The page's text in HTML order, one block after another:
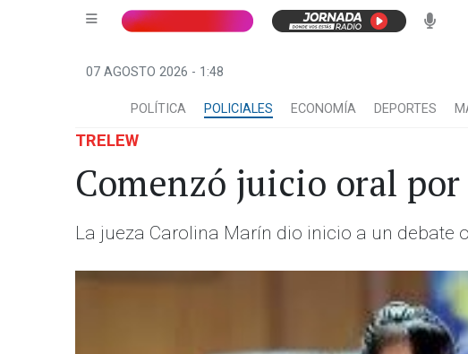
07 AGOSTO 2026 - 1:48
POLÍTICA POLICIALES ECONOMÍA DEPORTES
TRELEW
Comenzó juicio oral por
La jueza Carolina Marín dio inicio a un